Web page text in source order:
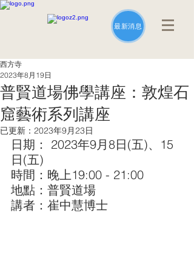
最新消息
普賢道場佛學講座：敦煌石
窟藝術系列講座
西方寺
2023年8月19日
已更新： 2023年9月23日
日期： 2023年9月8日(五)、15
日(五)
時間：晚上19:00 - 21:00
地點：普賢道場
講者：崔中慧博士